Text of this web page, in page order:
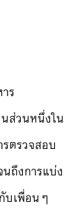
ร
ส่วนหนึ่งใน
ตรวจสอบ
ถึงการแบ่ง
บเพื่อนๆ